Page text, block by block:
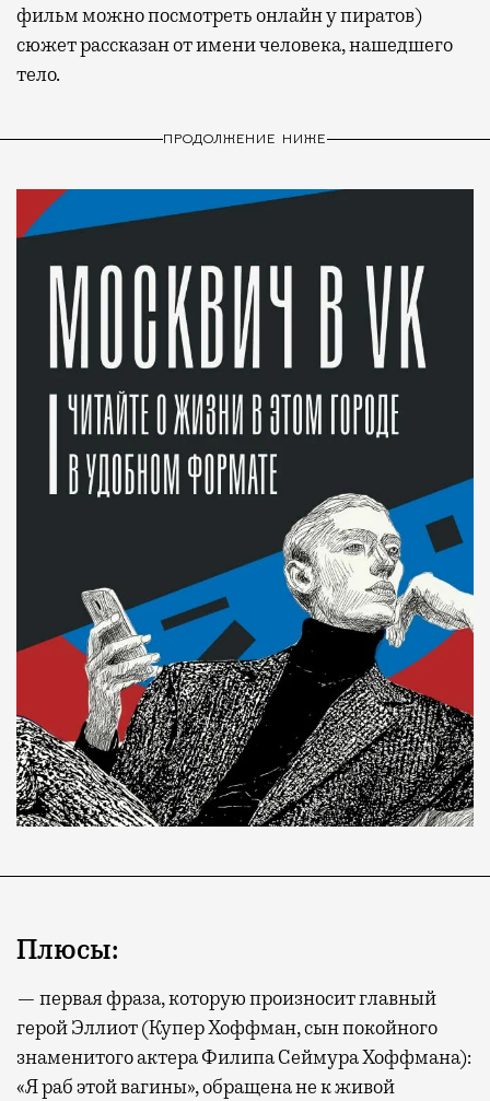
фильм можно посмотреть онлайн у пиратов)
сюжет рассказан от имени человека, нашедшего
тело.
ПРОДОЛЖЕНИЕ НИЖЕ
Плюсы:
— первая фраза, которую произносит главный
герой Эллиот (Купер Хоффман, сын покойного
знаменитого актера Филипа Сеймура Хоффмана):
«Я раб этой вагины», обращена не к живой